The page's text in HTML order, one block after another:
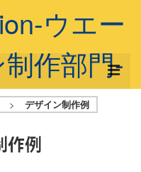
> デザイン制作例
作例